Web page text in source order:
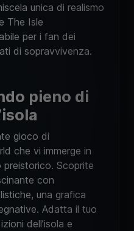
unica di realismo
The Isle
per i fan dei
di sopravvivenza.
pieno di
gioco di
che vi immerge in
Scoprite
con
una grafica
Adatta il tuo
dell’isola e